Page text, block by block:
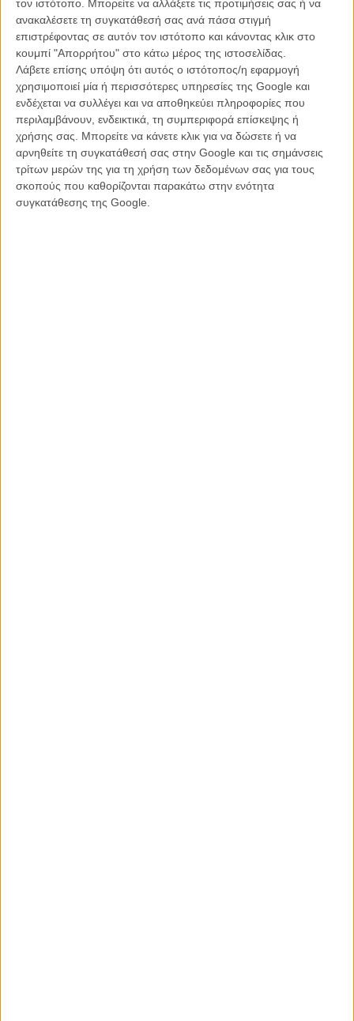
τον ιστότοπο. Μπορείτε να αλλάξετε τις προτιμήσεις σας ή να
ανακαλέσετε τη συγκατάθεσή σας ανά πάσα στιγμή
επιστρέφοντας σε αυτόν τον ιστότοπο και κάνοντας κλικ στο
κουμπί "Απορρήτου" στο κάτω μέρος της ιστοσελίδας.
Λάβετε επίσης υπόψη ότι αυτός ο ιστότοπος/η εφαρμογή
χρησιμοποιεί μία ή περισσότερες υπηρεσίες της Google και
ενδέχεται να συλλέγει και να αποθηκεύει πληροφορίες που
περιλαμβάνουν, ενδεικτικά, τη συμπεριφορά επίσκεψης ή
χρήσης σας. Μπορείτε να κάνετε κλικ για να δώσετε ή να
αρνηθείτε τη συγκατάθεσή σας στην Google και τις σημάνσεις
τρίτων μερών της για τη χρήση των δεδομένων σας για τους
σκοπούς που καθορίζονται παρακάτω στην ενότητα
συγκατάθεσης της Google.
έρχεται για να επιβάλλει το story της (που δεν είναι και τόσο
ακατανόητο τελικά), αλλά για να θολώσει τα νερά της μέσης teen
περιπέτειας τύπου«Maze Runner»και «The Giver», δίνοντάς της
μια ανάσα κλασικού meant to be κλασικού.
Φυσικά και δεν τα καταφέρνει, αλλά μοιάζει αδύνατον να μην
ξεχωρίσεις τα καλά υλικά που διαθέτει: από τη χαρισματική Σειλίν
Γούντλεϊ – μια αλλιώτικη Κάτνις με τις ίδιες γήινες δόσεις
επαναστατικότητας και δυναμισμού, τον «γιατί δεν έχει ήδη ψηφιστεί
ο πιο σέξι άντρας της χρονιάς» Τεό Τζέιμς, την camp φιγούρα της
Κέιτ Γουίνσλετ και την (κιτς) χίπισα της Ναόμι Γουότς μέχρι τα
εντυπωσιακά ειδικά εφέ και τις φροντισμένες σκηνές δράσης.